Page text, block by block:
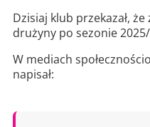
Dzisiaj klub przekazał,
drużyny po sezonie
W mediach
napisał: